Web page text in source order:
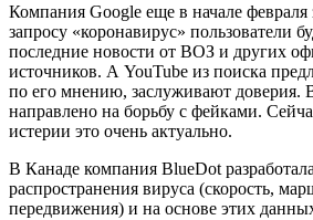
Компания Google еще в начале февраля
запросу «коронавирус» пользователи
последние новости от ВОЗ и других
источников. А YouTube из поиска
по его мнению, заслуживают доверия.
направлено на борьбу с фейками.
истерии это очень актуально.
В Канаде компания BlueDot
распространения вируса (скорость,
передвижения) и на основе этих